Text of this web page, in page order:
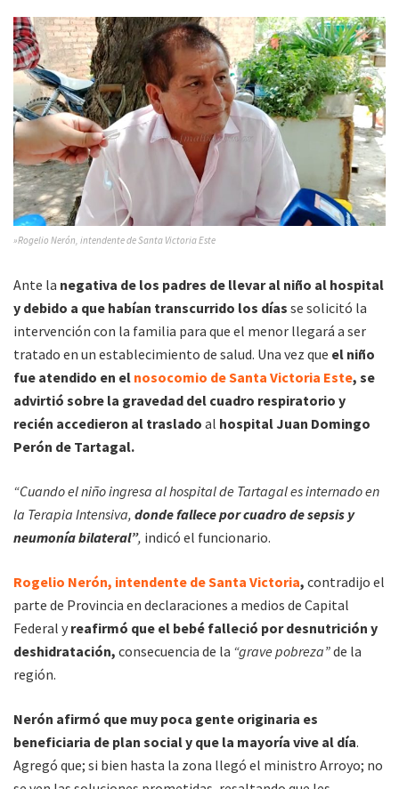
»Rogelio Nerón, intendente de Santa Victoria Este
Ante la negativa de los padres de llevar al niño al hospital
y debido a que habían transcurrido los días se solicitó la
intervención con la familia para que el menor llegará a ser
tratado en un establecimiento de salud. Una vez que el niño
fue atendido en el nosocomio de Santa Victoria Este, se
advirtió sobre la gravedad del cuadro respiratorio y
recién accedieron al traslado al hospital Juan Domingo
Perón de Tartagal.
“Cuando el niño ingresa al hospital de Tartagal es internado en
la Terapia Intensiva, donde fallece por cuadro de sepsis y
neumonía bilateral”, indicó el funcionario.
Rogelio Nerón, intendente de Santa Victoria, contradijo el
parte de Provincia en declaraciones a medios de Capital
Federal y reafirmó que el bebé falleció por desnutrición y
deshidratación, consecuencia de la “grave pobreza”de la
región.
Nerón afirmó que muy poca gente originaria es
beneficiaria de plan social y que la mayoría vive al día.
Agregó que; si bien hasta la zona llegó el ministro Arroyo; no